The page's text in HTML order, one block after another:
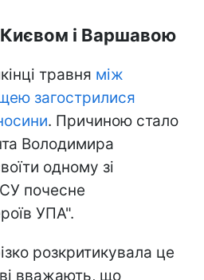
і Варшавою
травня між
загострилися
. Причиною стало
Володимира
одному зі
почесне
УПА".
розкритикувала це
вважають, що